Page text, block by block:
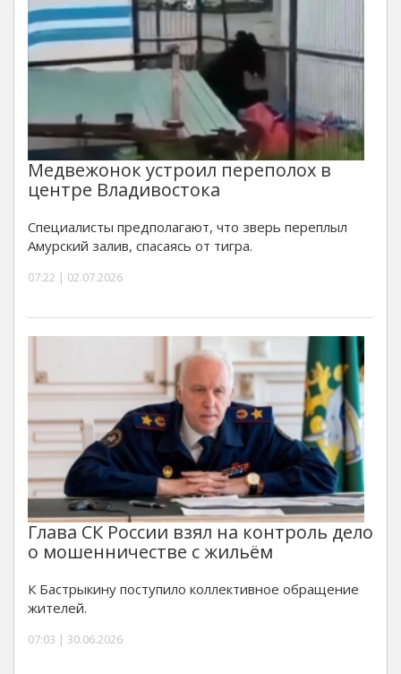
Медвежонок устроил переполох в
центре Владивостока
Специалисты предполагают, что зверь переплыл
Амурский залив, спасаясь от тигра.
07:22 | 02.07.2026
Глава СК России взял на контроль дело
о мошенничестве с жильём
К Бастрыкину поступило коллективное обращение
жителей.
07:03 | 30.06.2026